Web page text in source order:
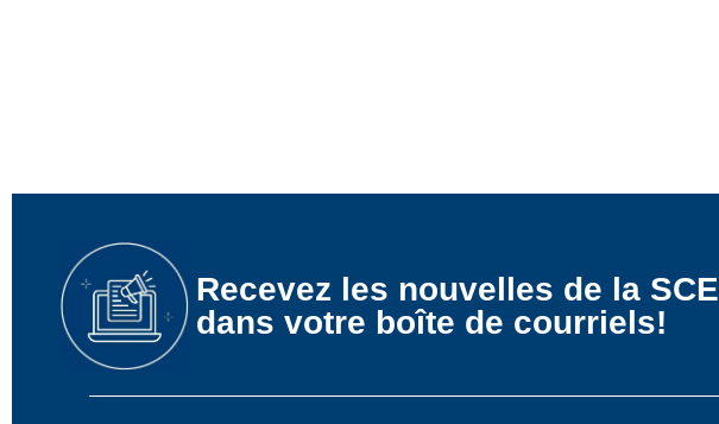
Recevez les nouvelles de la SCE
dans votre boîte de courriels!